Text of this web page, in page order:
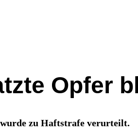
Opfer
zu Haftstrafe verurteilt.